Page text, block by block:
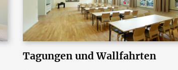
Tagungen und Wallfahrten